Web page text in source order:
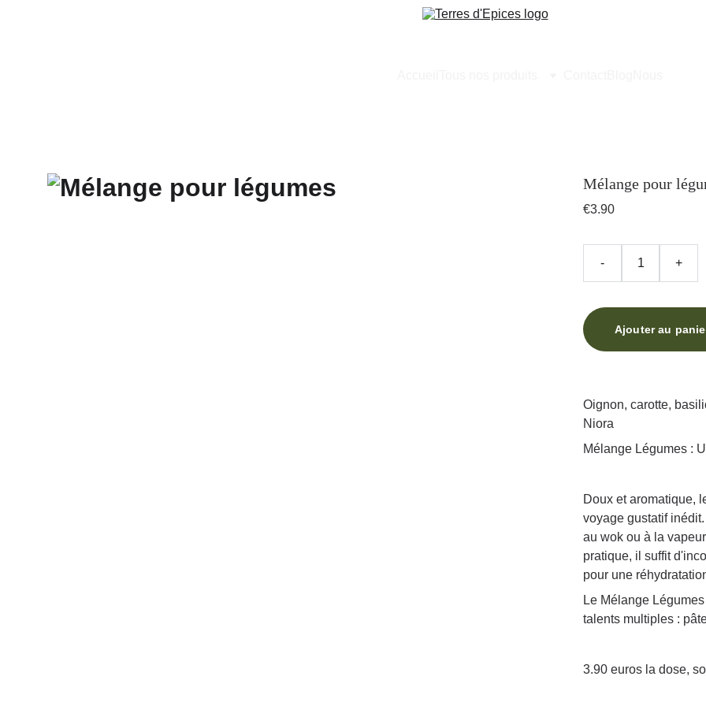
Mélange pour
€3.90
- +
Ajouter au
Oignon, carotte,
Niora
Mélange Légumes :
Doux et aromatique,
voyage gustatif
au wok ou à la
pratique, il suffit
pour une
Le Mélange
talents multiples :
3.90 euros la dose,